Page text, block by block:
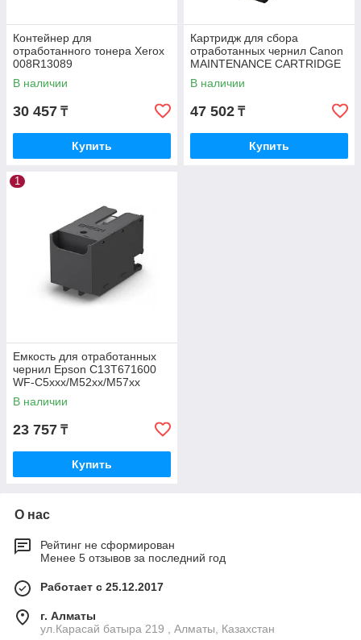
Контейнер для
отработанного тонера Xerox
008R13089
В наличии
30 457 ₸
Купить
Картридж для сбора
отработанных чернил Canon
MAINTENANCE CARTRIDGE
MC-30 (1156C002AA)
1156C002AA
В наличии
47 502 ₸
Купить
1
Емкость для отработанных
чернил Epson C13T671600
WF-C5xxx/M52xx/M57xx
В наличии
23 757 ₸
Купить
О нас
Рейтинг не сформирован
Менее 5 отзывов за последний год
Работает с 25.12.2017
г. Алматы
ул.Карасай батыра 219 , Алматы, Казахстан